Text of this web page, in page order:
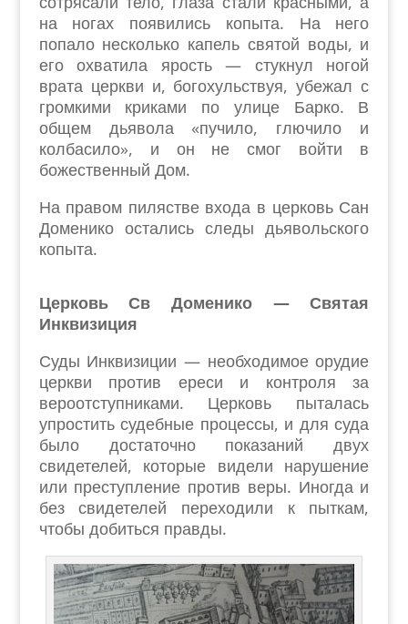
на ногах появились копыта. На него
попало несколько капель святой воды, и
его охватила ярость — стукнул ногой
врата церкви и, богохульствуя, убежал с
громкими криками по улице Барко. В
общем дьявола «пучило, глючило и
колбасило», и он не смог войти в
божественный Дом.
На правом пилястве входа в церковь Сан
Доменико остались следы дьявольского
копыта.
Церковь Св Доменико — Святая
Инквизиция
Суды Инквизиции — необходимое орудие
церкви против ереси и контроля за
вероотступниками. Церковь пыталась
упростить судебные процессы, и для суда
было достаточно показаний двух
свидетелей, которые видели нарушение
или преступление против веры. Иногда и
без свидетелей переходили к пыткам,
чтобы добиться правды.